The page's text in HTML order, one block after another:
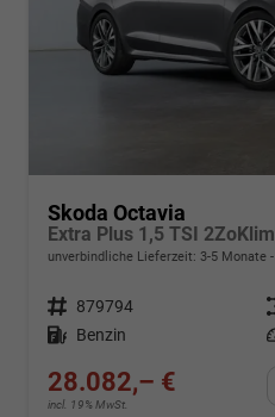
Skoda Octavia
unverbindliche Lieferzeit: 3-5 Monate
Fahrzeugnr. 879794
Kraftstoff Benzin
28.082,– €
incl. 19% MwSt.